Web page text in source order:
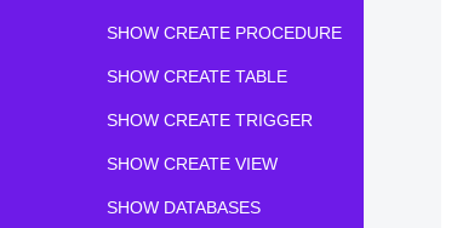
SHOW CREATE PROCEDURE
SHOW CREATE TABLE
SHOW CREATE TRIGGER
SHOW CREATE VIEW
SHOW DATABASES